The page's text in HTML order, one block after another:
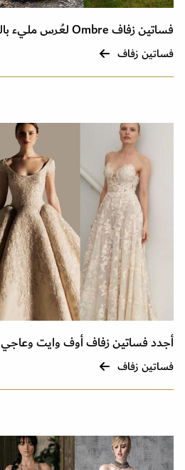
فساتين زفاف Ombre لعُرس مليء بالحيوية
فساتين زفاف
أجدد فساتين زفاف أوف وايت وعاجي 2019
فساتين زفاف